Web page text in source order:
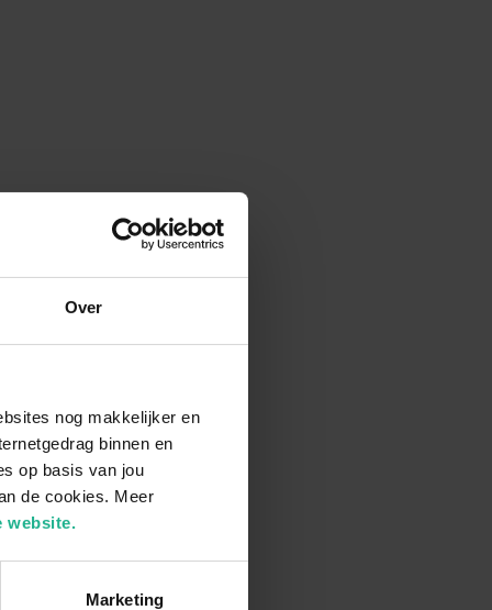
Over
nog makkelijker en
binnen en
op basis van jou
de cookies. Meer
website.
Marketing